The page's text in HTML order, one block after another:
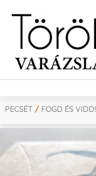
PECSÉT / FOGD ÉS VIDD!